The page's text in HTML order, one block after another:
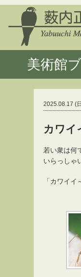
美術館
2025.08.17 (
カワイ
若い衆は何
いらっしゃ
「カワイイ